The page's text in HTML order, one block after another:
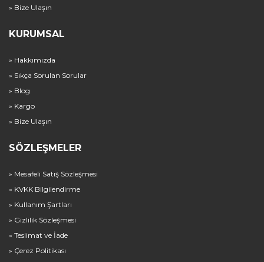
» Bize Ulaşın
KURUMSAL
» Hakkımızda
» Sıkça Sorulan Sorular
» Blog
» Kargo
» Bize Ulaşın
SÖZLEŞMELER
» Mesafeli Satış Sözleşmesi
» KVKK Bilgilendirme
» Kullanım Şartları
» Gizlilik Sözleşmesi
» Teslimat ve İade
» Çerez Politikası